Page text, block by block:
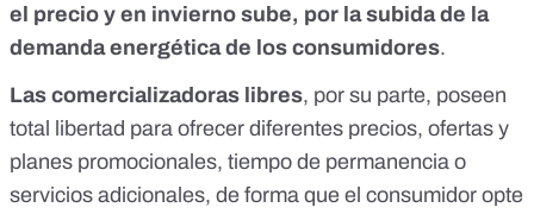
el precio y en invierno sube, por la subida de la
demanda energética de los consumidores.
Las comercializadoras libres, por su parte, poseen
total libertad para ofrecer diferentes precios, ofertas y
planes promocionales, tiempo de permanencia o
servicios adicionales, de forma que el consumidor opte